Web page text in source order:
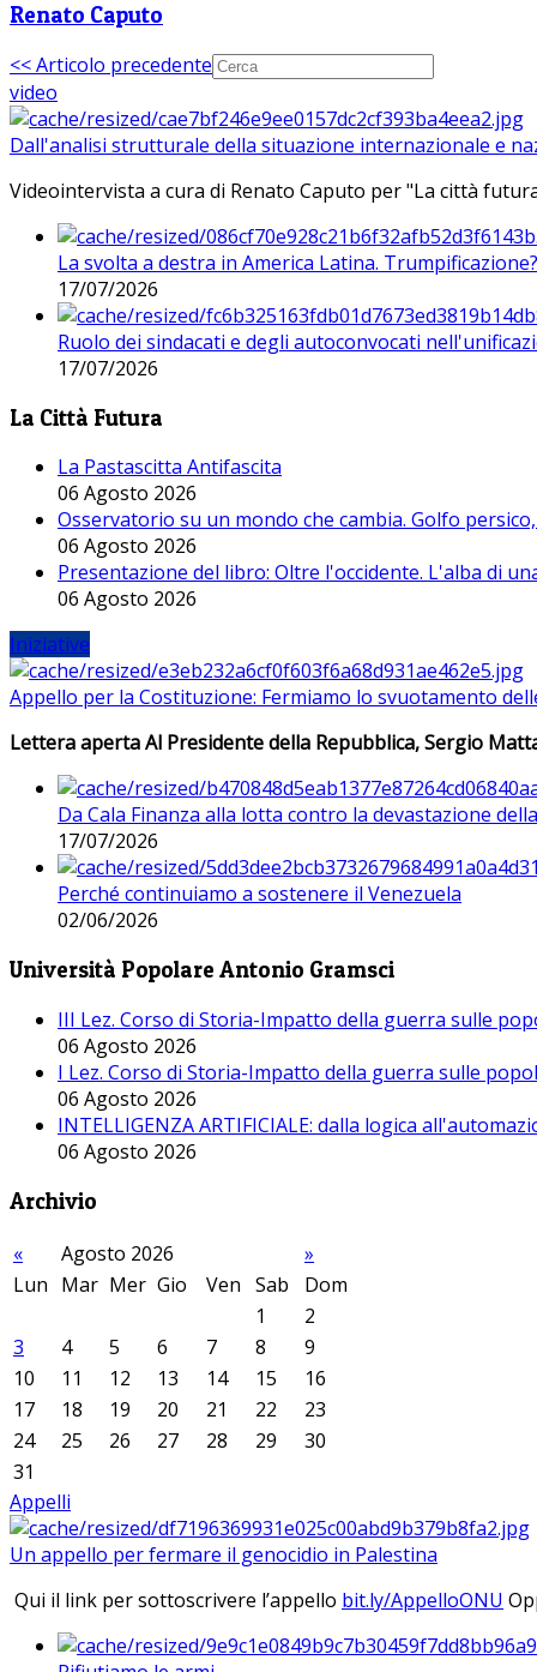
Renato Caputo
<< Articolo precedente
video
Dall'analisi strutturale della situazione internazionale e
Videointervista a cura di Renato Caputo per "La città
La svolta a destra in America Latina. Trumpificazione?
17/07/2026
Ruolo dei sindacati e degli autoconvocati
17/07/2026
La Città Futura
La Pastascitta Antifascita
06 Agosto 2026
Osservatorio su un mondo che cambia. Golfo
06 Agosto 2026
Presentazione del libro: Oltre l'occidente. L'alba di
06 Agosto 2026
Iniziative
Appello per la Costituzione: Fermiamo lo svuotamento
Lettera aperta Al Presidente della Repubblica, Sergio
Da Cala Finanza alla lotta contro la devastazione
17/07/2026
Perché continuiamo a sostenere il Venezuela
02/06/2026
Università Popolare Antonio Gramsci
III Lez. Corso di Storia-Impatto della guerra sulle
06 Agosto 2026
I Lez. Corso di Storia-Impatto della guerra sulle
06 Agosto 2026
INTELLIGENZA ARTIFICIALE: dalla logica
06 Agosto 2026
Archivio
« Agosto 2026
»
Lun Mar Mer Gio Ven Sab
Dom
1
2
3
4 5 6 7 8
9
10
11 12 13 14 15
16
17
18 19 20 21 22
23
24
25 26 27 28 29
30
31
Appelli
Un appello per fermare il genocidio in Palestina
Qui il link per sottoscrivere l’appello bit.ly/AppelloONU